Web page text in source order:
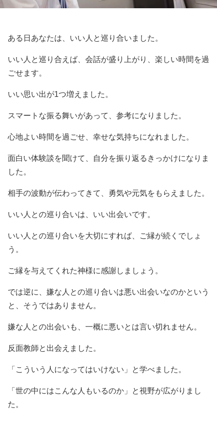
ある日あなたは、いい人と巡り合いました。
いい人と巡り合えば、会話が盛り上がり、楽しい時間を過
ごせます。
いい思い出が1つ増えました。
スマートな振る舞いがあって、参考になりました。
心地よい時間を過ごせ、幸せな気持ちになれました。
面白い体験談を聞けて、自分を振り返るきっかけになりま
した。
相手の波動が伝わってきて、勇気や元気をもらえました。
いい人との巡り合いは、いい出会いです。
いい人との巡り合いを大切にすれば、ご縁が続くでしょ
う。
ご縁を与えてくれた神様に感謝しましょう。
では逆に、嫌な人との巡り合いは悪い出会いなのかという
と、そうではありません。
嫌な人との出会いも、一概に悪いとは言い切れません。
反面教師と出会えました。
「こういう人になってはいけない」と学べました。
「世の中にはこんな人もいるのか」と視野が広がりまし
た。